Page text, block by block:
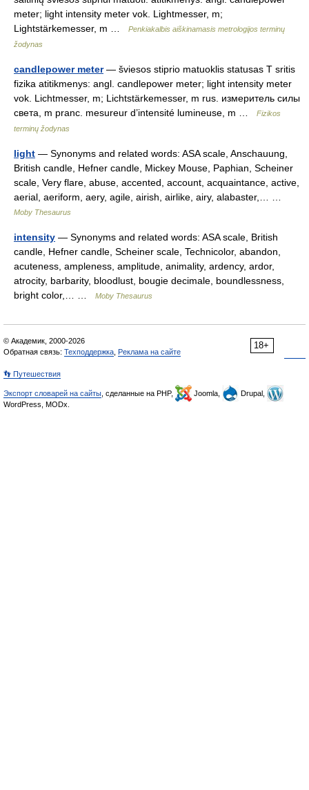
meter; light intensity meter vok. Lightmesser, m;
Lightstärkemesser, m …
Penkiakalbis aiškinamasis metrologijos terminų
žodynas
candlepower meter— šviesos stiprio matuoklis statusas T sritis
fizika atitikmenys: angl. candlepower meter; light intensity meter
vok. Lichtmesser, m; Lichtstärkemesser, m rus. измеритель силы
света, m pranc. mesureur d’intensité lumineuse, m …
Fizikos
terminų žodynas
light — Synonyms and related words: ASA scale, Anschauung,
British candle, Hefner candle, Mickey Mouse, Paphian, Scheiner
scale, Very flare, abuse, accented, account, acquaintance, active,
aerial, aeriform, aery, agile, airish, airlike, airy, alabaster,… …
Moby Thesaurus
intensity — Synonyms and related words: ASA scale, British
candle, Hefner candle, Scheiner scale, Technicolor, abandon,
acuteness, ampleness, amplitude, animality, ardency, ardor,
atrocity, barbarity, bloodlust, bougie decimale, boundlessness,
bright color,… …
Moby Thesaurus
18+
© Академик, 2000-2026
Обратная связь: Техподдержка Реклама на сайте
👣 Путешествия
Экспорт словарей на сайты , сделанные на PHP, Joomla,
Drupal,
WordPress, MODx.